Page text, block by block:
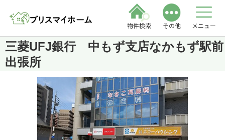
物件検索 その他 メニュー
三菱UFJ銀行 中もず支店なかもず駅前
出張所